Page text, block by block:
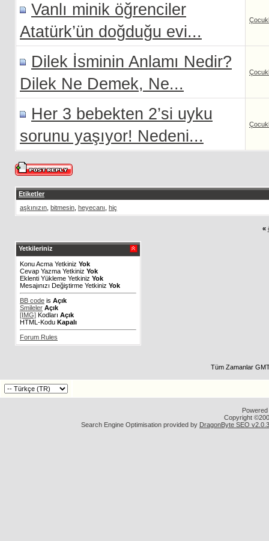
Vanlı minik öğrenciler
Atatürk’ün doğduğu evi...
Dilek İsminin Anlamı Nedir?
Dilek Ne Demek, Ne...
Her 3 bebekten 2’si uyku
sorunu yaşıyor! Nedeni...
Etiketler
aşkınızın bitmesin heyecanı hiç
«
Yetkileriniz
Konu Acma Yetkiniz Yok
Cevap Yazma Yetkiniz Yok
Eklenti Yükleme Yetkiniz Yok
Mesajınızı Değiştirme Yetkiniz Yok
BB code is Açık
Smileler Açık
[IMG] Kodları Açık
HTML-Kodu Kapalı
Forum Rules
Tüm Zamanlar
Copyright
Search Engine Optimisation provided by DragonByte SEO